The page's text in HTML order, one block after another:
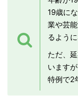
19歳に
業や芸
るよう
ただ、
います
特例で2